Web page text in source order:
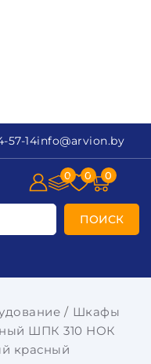
57-14info@arvion.by
ПОИСК
0 0 0
Шкафы
ШПК 310 НОК
красный